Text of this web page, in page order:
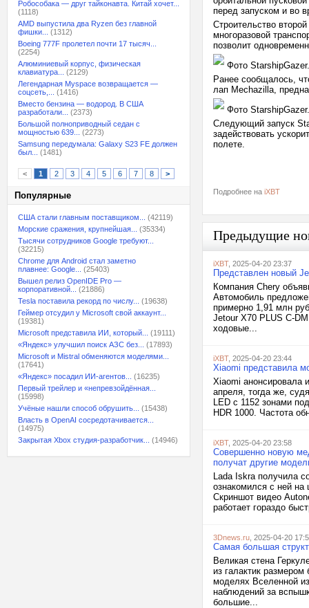
Робособака — друг тайконавта. Китай хочет...
(1118)
AMD выпустила два Ryzen без главной
фишки...
(1312)
Boeing 777F пролетел почти 17 тысяч...
(2254)
Алюминиевый корпус, физическая
клавиатура...
(2129)
Легендарная Myspace возвращается —
соцсеть,...
(1416)
Вместо бензина — водород. В США
разработали...
(2373)
Большой полноприводный седан с
мощностью 639...
(2273)
Samsung передумала: Galaxy S23 FE должен
был...
(1481)
< 1 2 3 4 5 6 7 8 >
Популярные
США стали главным поставщиком...
(42119)
Морские сражения, крупнейшая...
(35334)
Тысячи сотрудников Google требуют...
(32215)
Chrome для Android стал заметно
плавнее: Google...
(25403)
Вышел релиз OpenIDE Pro —
корпоративной...
(21886)
Tesla поставила рекорд по числу...
(19638)
Геймер отсудил у Microsoft свой аккаунт...
(19381)
Microsoft представила ИИ, который...
(19111)
«Яндекс» улучшил поиск АЗС без...
(17893)
Microsoft и Mistral обменяются моделями...
(17641)
«Яндекс» посадил ИИ-агентов...
(16235)
Первый трейлер и «непревзойдённая...
(15998)
Учёные нашли способ обрушить...
(15438)
Власть в OpenAI сосредотачивается...
(14975)
Закрытая Xbox студия-разработчик...
(14946)
перед запуском и во
Строительство
многоразовой
позволит
Фото
Ранее сообщалось,
лап Mechazilla,
Фото
Следующий запуск
задействовать
полете.
Подробнее на iXBT
Предыдущие
iXBT, 2025-04-20 23:37
Представлен новый
Компания Chery
Автомобиль
примерно 1,91 млн
Jetour X70 PLUS C-
ходовые...
iXBT, 2025-04-20 23:44
Xiaomi представила
Xiaomi анонсировала
апреля, тогда же,
LED с 1152 зонами
HDR 1000. Частота
iXBT, 2025-04-20 23:58
Совершенно новую
получат другие
Lada Iskra получила
ознакомился с ней на
Скриншот видео
работает гораздо
3Dnews.ru , 2025-04-20
Самая большая
Великая стена
из галактик
моделях Вселенной
наблюдений за
большие...